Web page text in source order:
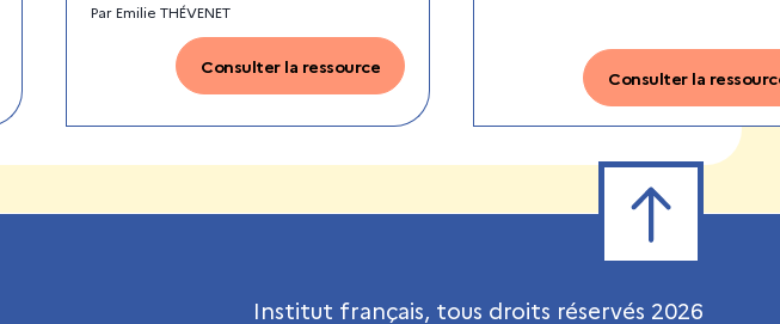
ParEmilie THÉVENET
Consulter la ressource Consulter la
Institut français, tous droits réservés 2026